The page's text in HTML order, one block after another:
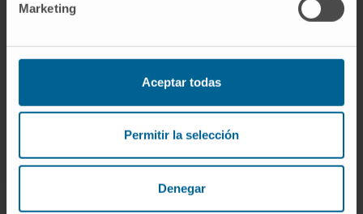
Marketing
Aceptar todas
Permitir la selección
Denegar
ORCID